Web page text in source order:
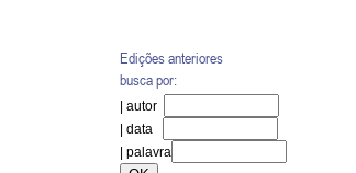
Edições anteriores
busca por:
| autor
| data
| palavra